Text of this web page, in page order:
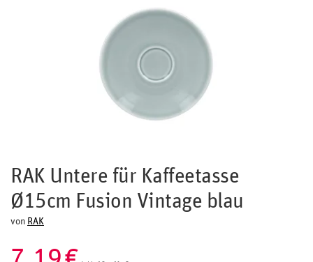
RAK Untere für Kaffeetasse
Ø15cm Fusion Vintage blau
von RAK